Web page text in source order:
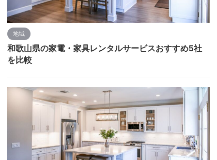
地域
和歌山県の家電・家具レンタルサービスおすすめ5社
を比較